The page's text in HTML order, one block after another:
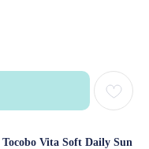
Tocobo Vita Soft Daily Sun